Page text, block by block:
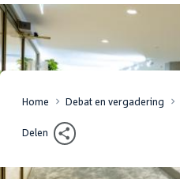
Home Debat en vergadering
Delen